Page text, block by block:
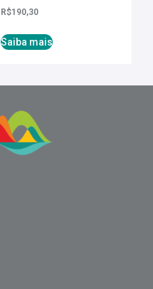
R$190,30
Saiba mais